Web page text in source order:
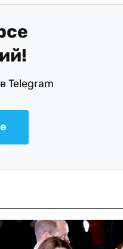
Telegram